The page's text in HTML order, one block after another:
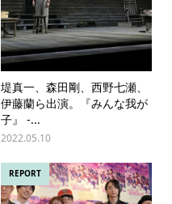
堤真一、森田剛、西野七瀬、
伊藤蘭ら出演。『みんな我が
子』 -...
2022.05.10
REPORT